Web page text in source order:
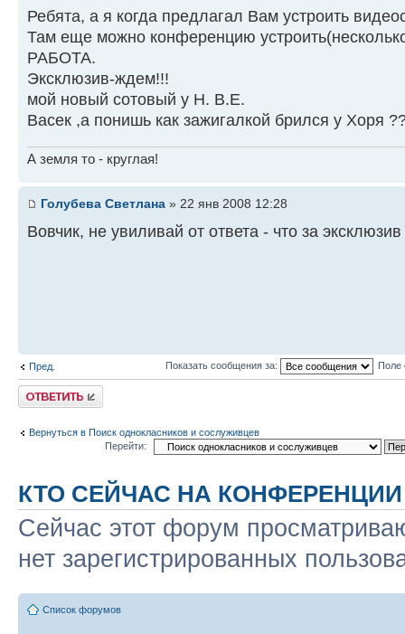
Ребята, а я когда предлагал Вам устроить
Там еще можно конференцию
РАБОТА.
Эксклюзив-ждем!!!
мой новый сотовый у Н. В.Е.
Васек ,а понишь как зажигалкой брился у Хоря
А земля то - круглая!
Голубева Светлана » 22 янв 2008 12:28
Вовчик, не увиливай от ответа - что за
Пред. Показать сообщения за: Поле
Ответить
Вернуться в Поиск однокласников и сослуживцев
Перейти:
КТО СЕЙЧАС НА КОНФЕРЕНЦИИ
Сейчас этот форум
нет зарегистрированных
Список форумов